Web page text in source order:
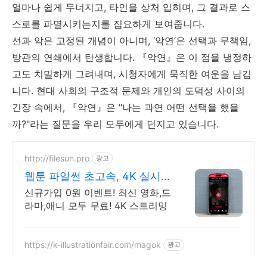
얼마나 쉽게 무너지고, 타인을 상처 입히며, 그 결과로 스
스로를 파멸시키는지를 집요하게 보여줍니다.
선과 악은 고정된 개념이 아니며, ‘악연’은 선택과 무책임,
방관의 연쇄에서 탄생합니다. 『악연』은 이 점을 냉정하
고도 치밀하게 그려내며, 시청자에게 묵직한 여운을 남깁
니다. 현대 사회의 구조적 문제와 개인의 도덕성 사이의
긴장 속에서, 『악연』은 "나는 과연 어떤 선택을 했을
까?"라는 질문을 우리 모두에게 던지고 있습니다.
http://filesun.pro 광고
웹툰 파일썬 초고속, 4K 실시
간 보기!
신규가입 0원 이벤트! 최신 영화,드
라마,애니 모두 무료! 4K 스트리밍
https://k-illustrationfair.com/magok 광고